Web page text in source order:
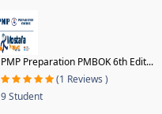
PMP Preparation PMBOK 6th Edit...
(1 Reviews )
9 Student